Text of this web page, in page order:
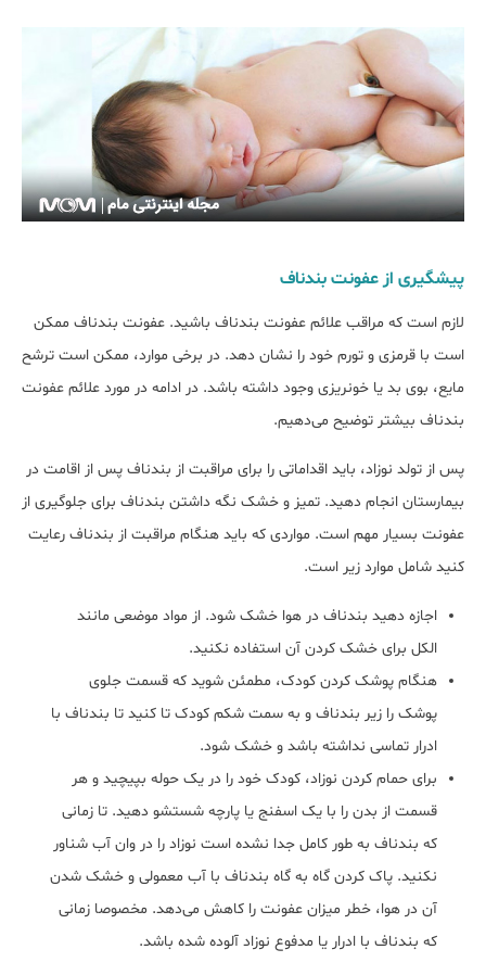
پیشگیری از عفونت بندناف
لازم است که مراقب علائم عفونت بندناف باشید. عفونت بندناف ممکن
است با قرمزی و تورم خود را نشان دهد. در برخی موارد، ممکن است ترشح
مایع، بوی بد یا خونریزی وجود داشته باشد. در ادامه در مورد علائم عفونت
بندناف بیشتر توضیح می‌دهیم.
پس از تولد نوزاد، باید اقداماتی را برای مراقبت از بندناف پس از اقامت در
بیمارستان انجام دهید. تمیز و خشک نگه داشتن بندناف برای جلوگیری از
عفونت بسیار مهم است. مواردی که باید هنگام مراقبت از بندناف رعایت
کنید شامل موارد زیر است.
اجازه دهید بندناف در هوا خشک شود. از مواد موضعی مانند
الکل برای خشک کردن آن استفاده نکنید.
هنگام پوشک کردن کودک، مطمئن شوید که قسمت جلوی
پوشک را زیر بندناف و به سمت شکم کودک تا کنید تا بندناف با
ادرار تماسی نداشته باشد و خشک شود.
برای حمام کردن نوزاد، کودک خود را در یک حوله بپیچید و هر
قسمت از بدن را با یک اسفنج یا پارچه شستشو دهید. تا زمانی
که بندناف به طور کامل جدا نشده است نوزاد را در وان آب شناور
نکنید. پاک کردن گاه به گاه بندناف با آب معمولی و خشک شدن
آن در هوا، خطر میزان عفونت را کاهش می‌دهد. مخصوصا زمانی
که بندناف با ادرار یا مدفوع نوزاد آلوده شده باشد.